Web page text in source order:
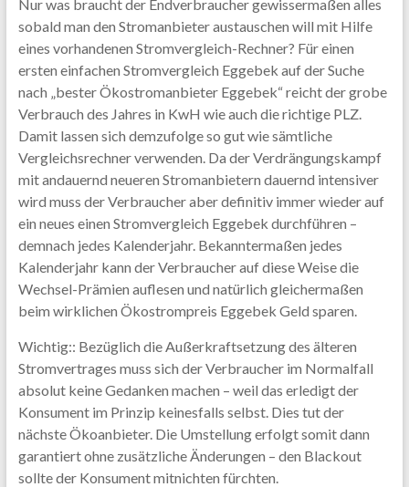
Nur was braucht der Endverbraucher gewissermaßen alles
sobald man den Stromanbieter austauschen will mit Hilfe
eines vorhandenen Stromvergleich-Rechner? Für einen
ersten einfachen Stromvergleich Eggebek auf der Suche
nach „bester Ökostromanbieter Eggebek“ reicht der grobe
Verbrauch des Jahres in KwH wie auch die richtige PLZ.
Damit lassen sich demzufolge so gut wie sämtliche
Vergleichsrechner verwenden. Da der Verdrängungskampf
mit andauernd neueren Stromanbietern dauernd intensiver
wird muss der Verbraucher aber definitiv immer wieder auf
ein neues einen Stromvergleich Eggebek durchführen –
demnach jedes Kalenderjahr. Bekanntermaßen jedes
Kalenderjahr kann der Verbraucher auf diese Weise die
Wechsel-Prämien auflesen und natürlich gleichermaßen
beim wirklichen Ökostrompreis Eggebek Geld sparen.
Wichtig:: Bezüglich die Außerkraftsetzung des älteren
Stromvertrages muss sich der Verbraucher im Normalfall
absolut keine Gedanken machen – weil das erledigt der
Konsument im Prinzip keinesfalls selbst. Dies tut der
nächste Ökoanbieter. Die Umstellung erfolgt somit dann
garantiert ohne zusätzliche Änderungen – den Blackout
sollte der Konsument mitnichten fürchten.